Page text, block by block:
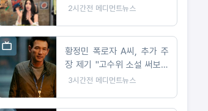
낳아 미안했다"
2시간전 메디먼트뉴스
황정민 폭로자 A씨, 추가 주
장 제기 "고수위 소설 써보라
요구 받아"
3시간전 메디먼트뉴스